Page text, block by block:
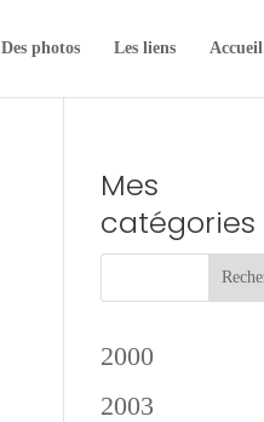
Des photos Les liens Accueil
Mes
catégories
2000
2003